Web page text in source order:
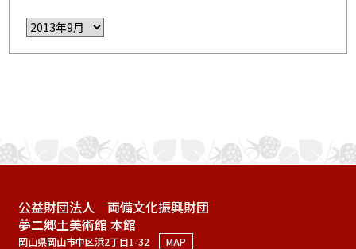
公益財団法人 両備文化振興財団
夢二郷土美術館 本館
岡山県岡山市中区浜2丁目1-32
MAP